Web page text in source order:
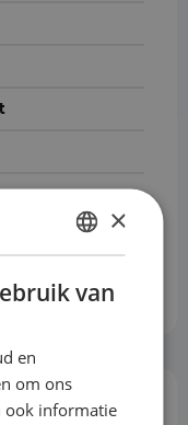
(59)
DUTCH
ENGLISH
×
van
en
om ons
ook informatie